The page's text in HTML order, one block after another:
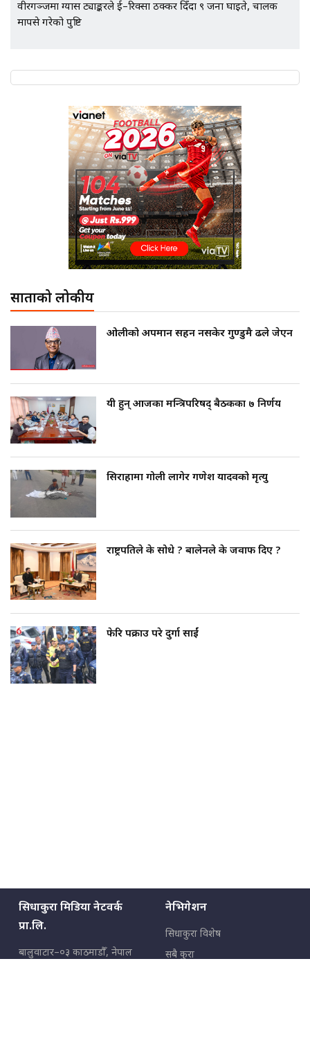
वीरगञ्जमा ग्यास ट्याङ्करले ई–रिक्सा ठक्कर दिँदा ९ जना घाइते, चालक
मापसे गरेको पुष्टि
साताको लोकप्रीय
ओलीको अपमान सहन नसकेर गुण्डुमै ढले जेएन
यी हुन् आजका मन्त्रिपरिषद् बैठकका ७ निर्णय
सिराहामा गोली लागेर गणेश यादवको मृत्यु
राष्ट्रपतिले के सोधे ? बालेनले के जवाफ दिए ?
फेरि पक्राउ परे दुर्गा प्रसाईं
सिधाकुरा मिडिया नेटवर्क
प्रा.लि.
बालुवाटार–०३ काठमाडौँ, नेपाल
नेभिगेशन
सिधाकुरा विशेष
सबै कुरा